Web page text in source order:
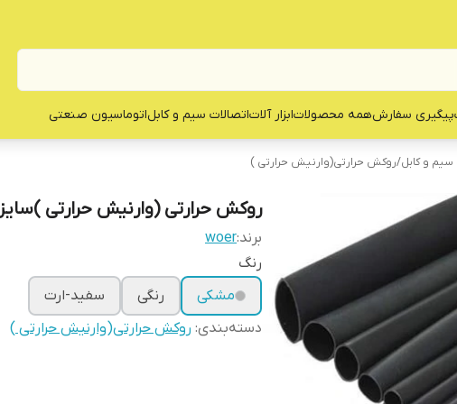
پیگیری سفارشهمه محصولات‌ابزار آلاتاتصالات سیم و کابلاتوماسیون صنعتی
سیم و کابل/روکش حرارتی(وارنیش حرارتی )
روکش حرارتی (وارنیش حرارتی )سایز30
برند:woer
رنگ
مشکی
رنگی
سفید-ارت
دسته‌بندی: روکش حرارتی(وارنیش حرارتی )